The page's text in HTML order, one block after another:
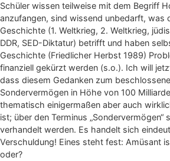
Schüler wissen teilweise mit dem Begriff
anzufangen, sind wissend unbedarft, was
Geschichte (1. Weltkrieg, 2. Weltkrieg,
DDR, SED-Diktatur) betrifft und haben
Geschichte (Friedlicher Herbst 1989)
finanziell gekürzt werden (s.o.). Ich will
dass diesem Gedanken zum
Sondervermögen in Höhe von 100
thematisch einigermaßen aber auch
ist; über den Terminus
verhandelt werden. Es handelt sich
Verschuldung! Eines steht fest: Amüsant
oder?